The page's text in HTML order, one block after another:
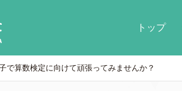
トップ
で算数検定に向けて頑張ってみませんか？